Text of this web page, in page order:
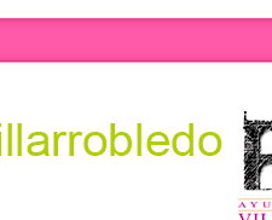
tipo de colectivos.